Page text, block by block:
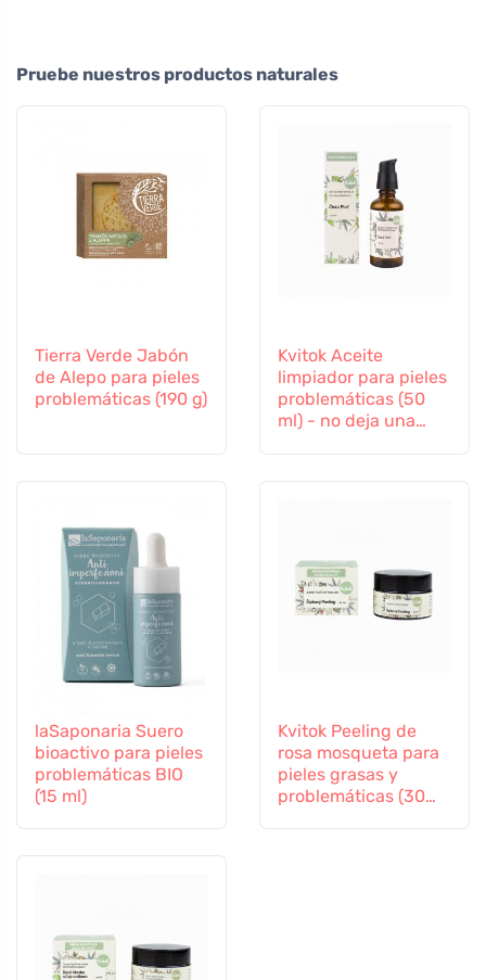
Pruebe nuestros productos naturales
Tierra Verde Jabón
de Alepo para pieles
problemáticas (190 g)
Kvitok Aceite
limpiador para pieles
problemáticas (50
ml) - no deja una
laSaponaria Suero
bioactivo para pieles
problemáticas BIO
(15 ml)
Kvitok Peeling de
rosa mosqueta para
pieles grasas y
problemáticas (30